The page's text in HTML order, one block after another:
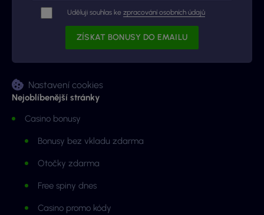
Uděluji souhlas ke zpracování osobních údajů
Nastavení cookies
Nejoblíbenější stránky
Casino bonusy
Bonusy bez vkladu zdarma
Otočky zdarma
Free spiny dnes
Casino promo kódy